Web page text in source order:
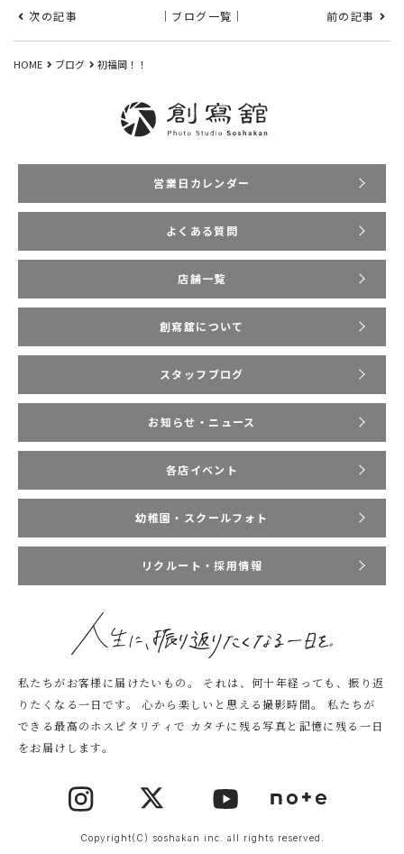
次の記事 ｜ブログ一覧｜ 前の記事
HOME ブログ 初福岡！！
営業日カレンダー
よくある質問
店舗一覧
創寫舘について
スタッフブログ
お知らせ・ニュース
各店イベント
幼稚園・スクールフォト
リクルート・採用情報
私たちがお客様に届けたいもの。
それは、何十年経っても、振り返
りたくなる一日です。
心から楽しいと思える撮影時間。
私たちが
できる最高のホスピタリティで カタチに残る写真と記憶に残る一日
をお届けします。
Copyright(C) soshakan inc. all rights reserved.